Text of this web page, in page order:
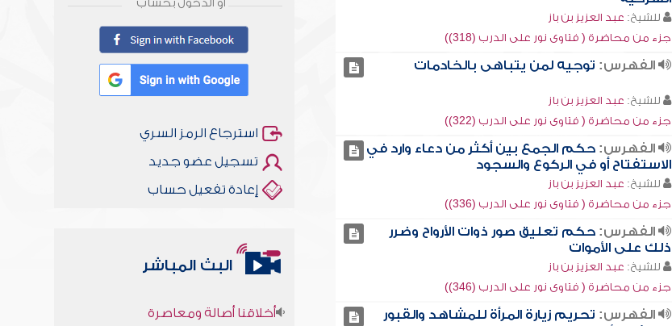
للشيخ: عبد العزيز بن باز
جزء من محاضرة ( فتاوى نور على الدرب (318))
الفهرس: توجيه لمن يتباهى بالخادمات
للشيخ: عبد العزيز بن باز
جزء من محاضرة ( فتاوى نور على الدرب (322))
الفهرس: حكم الجمع بين أكثر من دعاء وارد في
الاستفتاح أو في الركوع والسجود
للشيخ: عبد العزيز بن باز
جزء من محاضرة ( فتاوى نور على الدرب (336))
الفهرس: حكم تعليق صور ذوات الأرواح وضرر
ذلك على الأموات
للشيخ: عبد العزيز بن باز
جزء من محاضرة ( فتاوى نور على الدرب (346))
الفهرس: تحريم زيارة المرأة للمشاهد والقبور
أو الدخول بحساب
استرجاع الرمز السري
تسجيل عضو جديد
إعادة تفعيل حساب
البث المباشر